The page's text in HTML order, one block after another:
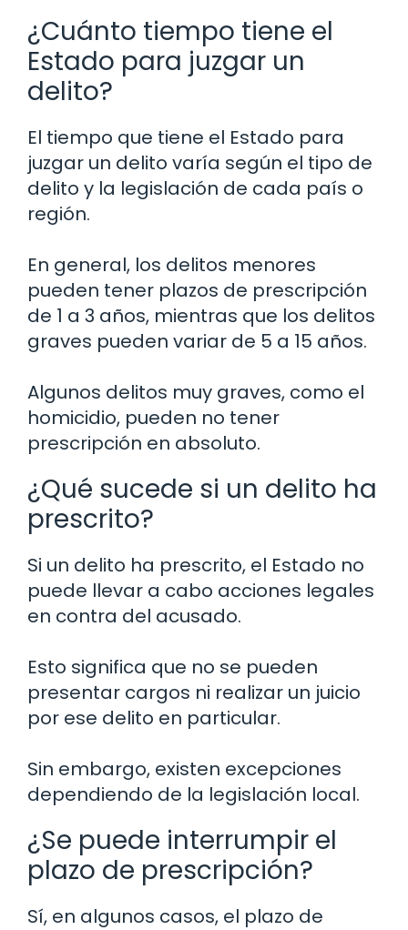
¿Cuánto tiempo tiene el
Estado para juzgar un
delito?
El tiempo que tiene el Estado para
juzgar un delito varía según el tipo de
delito y la legislación de cada país o
región.
En general, los delitos menores
pueden tener plazos de prescripción
de 1 a 3 años, mientras que los delitos
graves pueden variar de 5 a 15 años.
Algunos delitos muy graves, como el
homicidio, pueden no tener
prescripción en absoluto.
¿Qué sucede si un delito ha
prescrito?
Si un delito ha prescrito, el Estado no
puede llevar a cabo acciones legales
en contra del acusado.
Esto significa que no se pueden
presentar cargos ni realizar un juicio
por ese delito en particular.
Sin embargo, existen excepciones
dependiendo de la legislación local.
¿Se puede interrumpir el
plazo de prescripción?
Sí, en algunos casos, el plazo de